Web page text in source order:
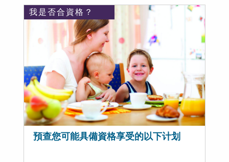
我是否合資格？
預查您可能具備資格享受的以下计划